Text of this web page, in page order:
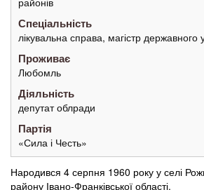
Спеціальність
лікувальна справа, магістр державного
Проживає
Любомль
Діяльність
депутат облради
Партія
«Сила і Честь»
Народився 4 серпня 1960 року у селі
району Івано-Франківської області.